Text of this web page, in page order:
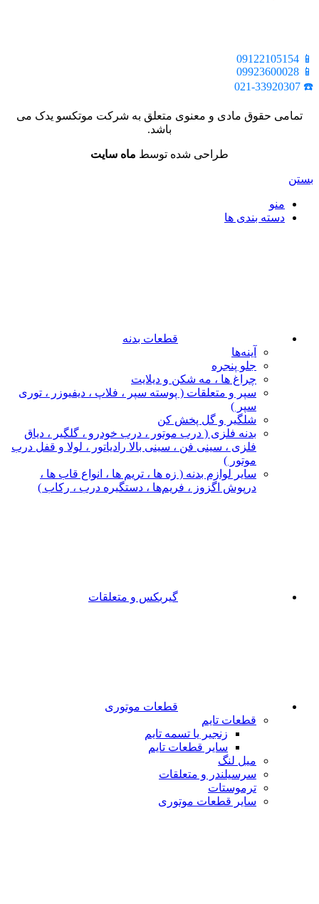
📱 09122105154
📱 09923600028
☎️ 021-33920307
تمامی حقوق مادی و معنوی متعلق به شرکت موتکسو یدک می
باشد.
طراحی شده توسط ماه سایت
بستن
منو
دسته بندی ها
قطعات بدنه
آینه‌ها
جلو پنجره
چراغ‌ ها ، مه‌ شکن و دیلایت
سپر و متعلقات ( پوسته سپر ، فلاپ ، دیفیوزر ، توری
سپر )
شلگیر و گل‌ پخش‌ کن
بدنه فلزی ( درب موتور ، درب خودرو ، گلگیر ، دیاق
فلزی ، سینی فن ، سینی بالا رادیاتور ، لولا و قفل درب
موتور )
سایر لوازم بدنه ( زه ها ، تریم ها ، انواع قاب ها ،
درپوش اگزوز ، فریم‌ها ، دستگیره درب ، رکاب )
گیربکس و متعلقات
قطعات موتوری
قطعات تایم
زنجیر یا تسمه تایم
سایر قطعات تایم
میل لنگ
سرسیلندر و متعلقات
ترموستات
سایر قطعات موتوری